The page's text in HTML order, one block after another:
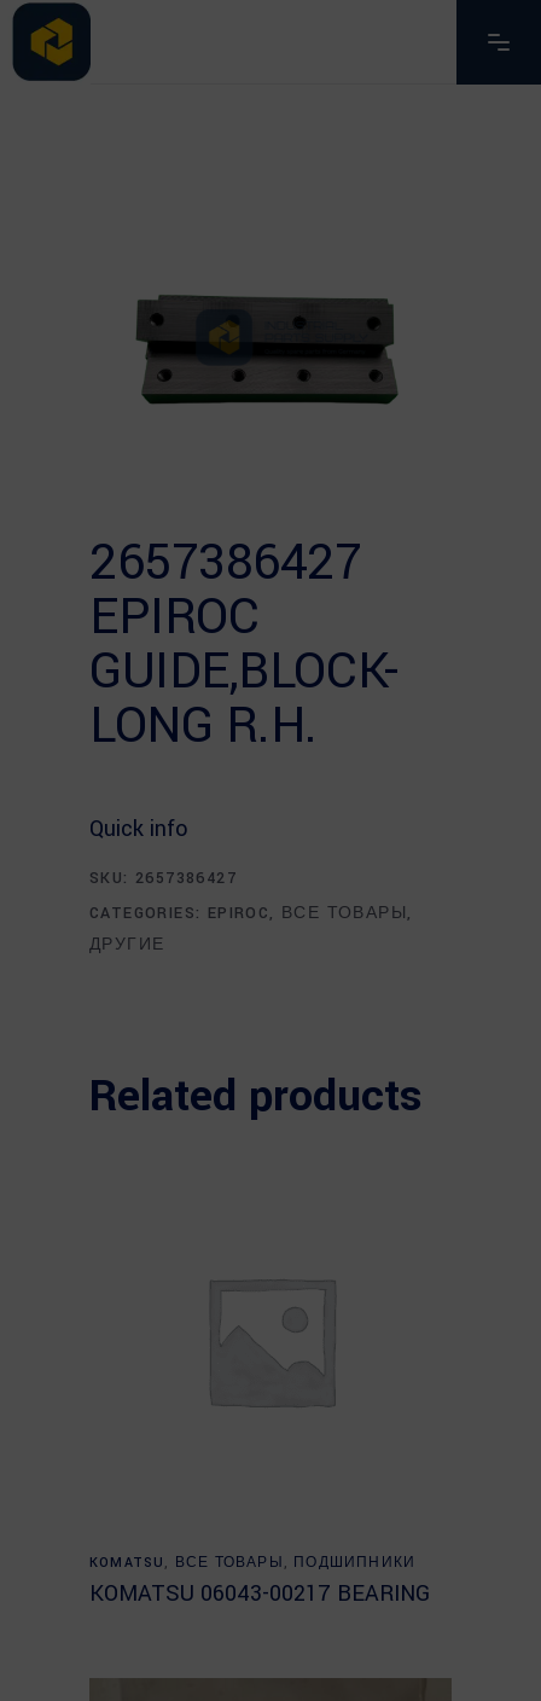
2657386427
EPIROC
GUIDE,BLOCK-
LONG R.H.
Quick info
SKU: 2657386427
CATEGORIES: EPIROC, ВСЕ ТОВАРЫ,
ДРУГИЕ
Related products
Read more
KOMATSU , ВСЕ ТОВАРЫ , ПОДШИПНИКИ
KOMATSU 06043-00217 BEARING